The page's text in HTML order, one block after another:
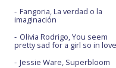
Fangoria, La verdad o la
imaginación
Olivia Rodrigo, You seem
pretty sad for a girl so in love
Jessie Ware, Superbloom